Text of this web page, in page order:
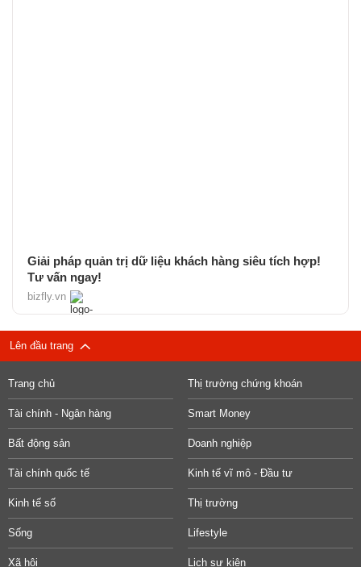
Giải pháp quản trị dữ liệu khách hàng siêu tích hợp!
Tư vấn ngay!
bizfly.vn
Lên đầu trang
Trang chủ Thị trường chứng khoán
Tài chính - Ngân hàng Smart Money
Bất động sản Doanh nghiệp
Tài chính quốc tế Kinh tế vĩ mô - Đầu tư
Kinh tế số Thị trường
Sống Lifestyle
Xã hội Lịch sự kiện